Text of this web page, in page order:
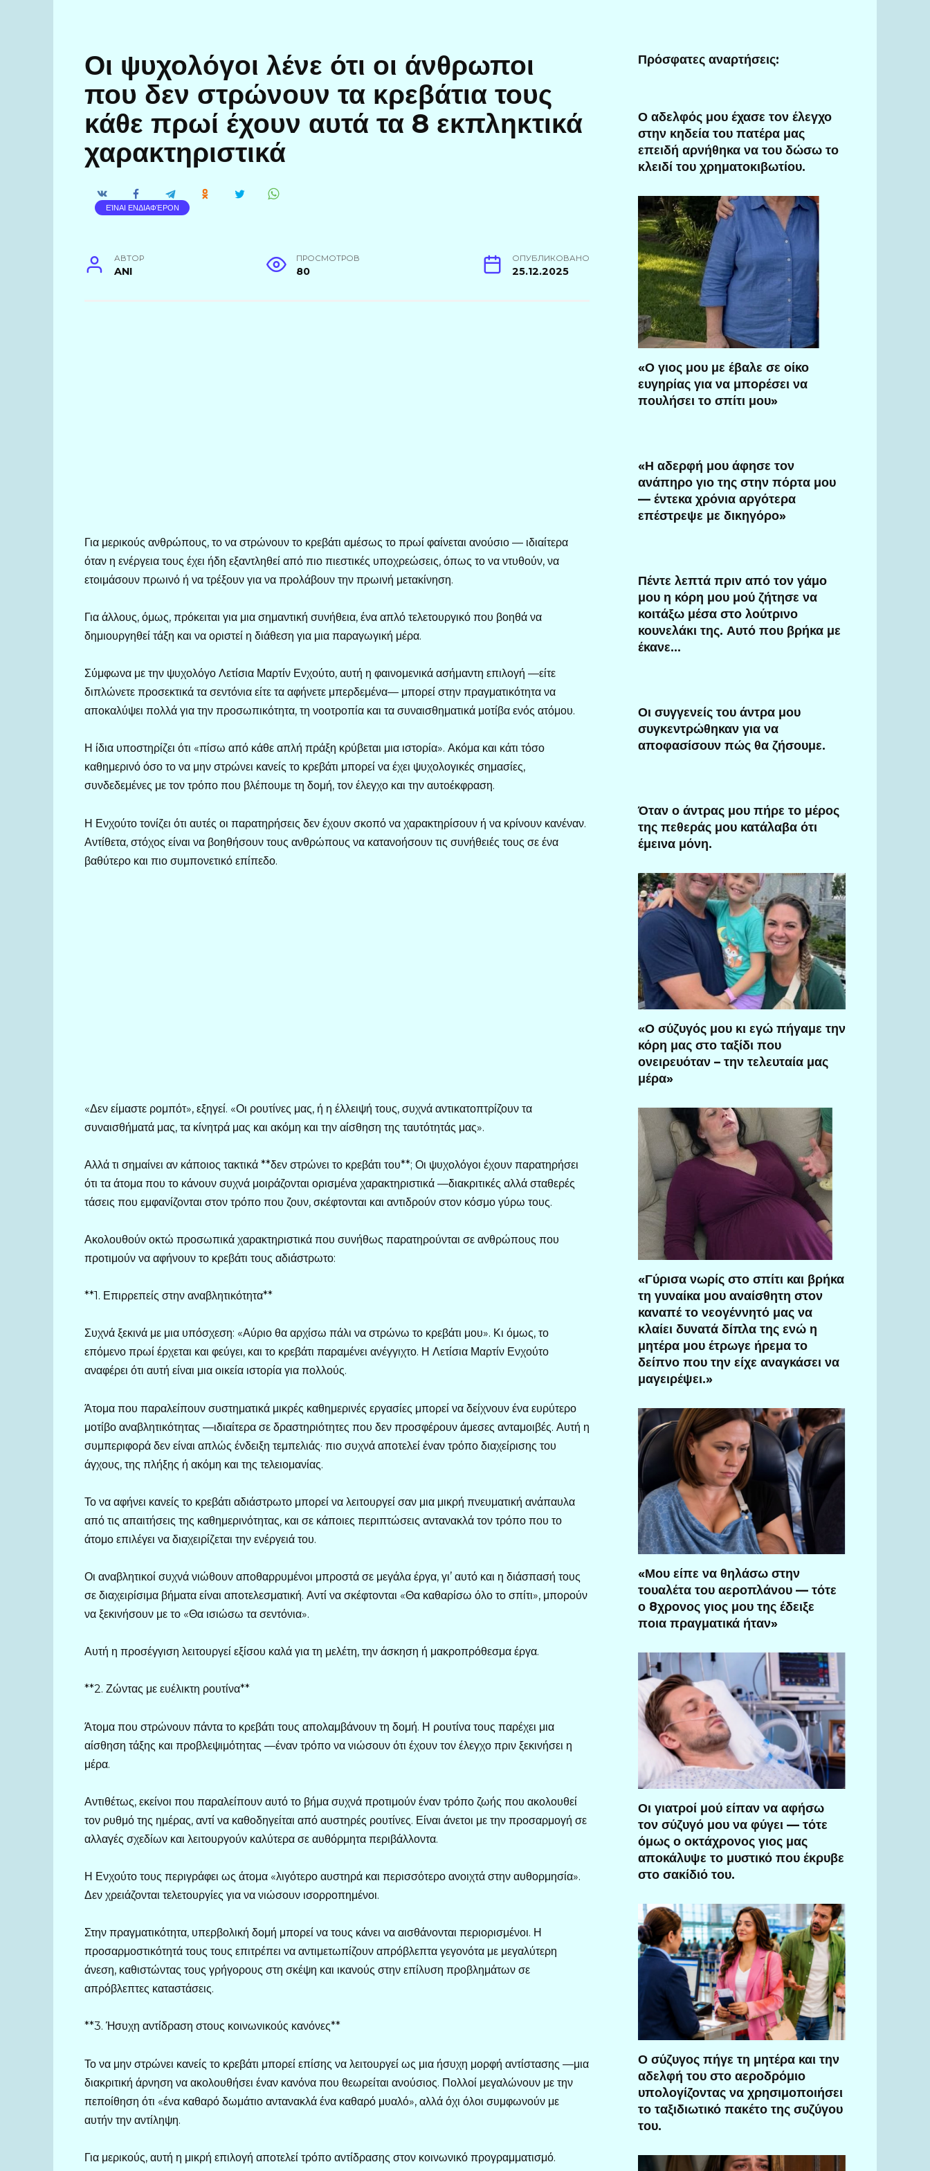
Οι ψυχολόγοι λένε ότι οι άνθρωποι
που δεν στρώνουν τα κρεβάτια τους
κάθε πρωί έχουν αυτά τα 8 εκπληκτικά
χαρακτηριστικά
ΕΊΝΑΙ ΕΝΔΙΑΦΈΡΟΝ
АВТОР
ANI
ПРОСМОТРОВ
80
ОПУБЛИКОВАНО
25.12.2025
Για μερικούς ανθρώπους, το να στρώνουν το κρεβάτι αμέσως το πρωί φαίνεται ανούσιο — ιδιαίτερα
όταν η ενέργεια τους έχει ήδη εξαντληθεί από πιο πιεστικές υποχρεώσεις, όπως το να ντυθούν, να
ετοιμάσουν πρωινό ή να τρέξουν για να προλάβουν την πρωινή μετακίνηση.
Για άλλους, όμως, πρόκειται για μια σημαντική συνήθεια, ένα απλό τελετουργικό που βοηθά να
δημιουργηθεί τάξη και να οριστεί η διάθεση για μια παραγωγική μέρα.
Σύμφωνα με την ψυχολόγο Λετίσια Μαρτίν Ενχούτο, αυτή η φαινομενικά ασήμαντη επιλογή —είτε
διπλώνετε προσεκτικά τα σεντόνια είτε τα αφήνετε μπερδεμένα— μπορεί στην πραγματικότητα να
αποκαλύψει πολλά για την προσωπικότητα, τη νοοτροπία και τα συναισθηματικά μοτίβα ενός ατόμου.
Η ίδια υποστηρίζει ότι «πίσω από κάθε απλή πράξη κρύβεται μια ιστορία». Ακόμα και κάτι τόσο
καθημερινό όσο το να μην στρώνει κανείς το κρεβάτι μπορεί να έχει ψυχολογικές σημασίες,
συνδεδεμένες με τον τρόπο που βλέπουμε τη δομή, τον έλεγχο και την αυτοέκφραση.
Η Ενχούτο τονίζει ότι αυτές οι παρατηρήσεις δεν έχουν σκοπό να χαρακτηρίσουν ή να κρίνουν κανέναν.
Αντίθετα, στόχος είναι να βοηθήσουν τους ανθρώπους να κατανοήσουν τις συνήθειές τους σε ένα
βαθύτερο και πιο συμπονετικό επίπεδο.
«Δεν είμαστε ρομπότ», εξηγεί. «Οι ρουτίνες μας, ή η έλλειψή τους, συχνά αντικατοπτρίζουν τα
συναισθήματά μας, τα κίνητρά μας και ακόμη και την αίσθηση της ταυτότητάς μας».
Αλλά τι σημαίνει αν κάποιος τακτικά **δεν στρώνει το κρεβάτι του**; Οι ψυχολόγοι έχουν παρατηρήσει
ότι τα άτομα που το κάνουν συχνά μοιράζονται ορισμένα χαρακτηριστικά —διακριτικές αλλά σταθερές
τάσεις που εμφανίζονται στον τρόπο που ζουν, σκέφτονται και αντιδρούν στον κόσμο γύρω τους.
Ακολουθούν οκτώ προσωπικά χαρακτηριστικά που συνήθως παρατηρούνται σε ανθρώπους που
προτιμούν να αφήνουν το κρεβάτι τους αδιάστρωτο:
**1. Επιρρεπείς στην αναβλητικότητα**
Συχνά ξεκινά με μια υπόσχεση: «Αύριο θα αρχίσω πάλι να στρώνω το κρεβάτι μου». Κι όμως, το
επόμενο πρωί έρχεται και φεύγει, και το κρεβάτι παραμένει ανέγγιχτο. Η Λετίσια Μαρτίν Ενχούτο
αναφέρει ότι αυτή είναι μια οικεία ιστορία για πολλούς.
Άτομα που παραλείπουν συστηματικά μικρές καθημερινές εργασίες μπορεί να δείχνουν ένα ευρύτερο
μοτίβο αναβλητικότητας —ιδιαίτερα σε δραστηριότητες που δεν προσφέρουν άμεσες ανταμοιβές. Αυτή η
συμπεριφορά δεν είναι απλώς ένδειξη τεμπελιάς· πιο συχνά αποτελεί έναν τρόπο διαχείρισης του
άγχους, της πλήξης ή ακόμη και της τελειομανίας.
Το να αφήνει κανείς το κρεβάτι αδιάστρωτο μπορεί να λειτουργεί σαν μια μικρή πνευματική ανάπαυλα
από τις απαιτήσεις της καθημερινότητας, και σε κάποιες περιπτώσεις αντανακλά τον τρόπο που το
άτομο επιλέγει να διαχειρίζεται την ενέργειά του.
Οι αναβλητικοί συχνά νιώθουν αποθαρρυμένοι μπροστά σε μεγάλα έργα, γι’ αυτό και η διάσπασή τους
σε διαχειρίσιμα βήματα είναι αποτελεσματική. Αντί να σκέφτονται «Θα καθαρίσω όλο το σπίτι», μπορούν
να ξεκινήσουν με το «Θα ισιώσω τα σεντόνια».
Αυτή η προσέγγιση λειτουργεί εξίσου καλά για τη μελέτη, την άσκηση ή μακροπρόθεσμα έργα.
**2. Ζώντας με ευέλικτη ρουτίνα**
Άτομα που στρώνουν πάντα το κρεβάτι τους απολαμβάνουν τη δομή. Η ρουτίνα τους παρέχει μια
αίσθηση τάξης και προβλεψιμότητας —έναν τρόπο να νιώσουν ότι έχουν τον έλεγχο πριν ξεκινήσει η
μέρα.
Αντιθέτως, εκείνοι που παραλείπουν αυτό το βήμα συχνά προτιμούν έναν τρόπο ζωής που ακολουθεί
τον ρυθμό της ημέρας, αντί να καθοδηγείται από αυστηρές ρουτίνες. Είναι άνετοι με την προσαρμογή σε
αλλαγές σχεδίων και λειτουργούν καλύτερα σε αυθόρμητα περιβάλλοντα.
Η Ενχούτο τους περιγράφει ως άτομα «λιγότερο αυστηρά και περισσότερο ανοιχτά στην αυθορμησία».
Δεν χρειάζονται τελετουργίες για να νιώσουν ισορροπημένοι.
Στην πραγματικότητα, υπερβολική δομή μπορεί να τους κάνει να αισθάνονται περιορισμένοι. Η
προσαρμοστικότητά τους τους επιτρέπει να αντιμετωπίζουν απρόβλεπτα γεγονότα με μεγαλύτερη
άνεση, καθιστώντας τους γρήγορους στη σκέψη και ικανούς στην επίλυση προβλημάτων σε
απρόβλεπτες καταστάσεις.
**3. Ήσυχη αντίδραση στους κοινωνικούς κανόνες**
Το να μην στρώνει κανείς το κρεβάτι μπορεί επίσης να λειτουργεί ως μια ήσυχη μορφή αντίστασης —μια
διακριτική άρνηση να ακολουθήσει έναν κανόνα που θεωρείται ανούσιος. Πολλοί μεγαλώνουν με την
πεποίθηση ότι «ένα καθαρό δωμάτιο αντανακλά ένα καθαρό μυαλό», αλλά όχι όλοι συμφωνούν με
αυτήν την αντίληψη.
Για μερικούς, αυτή η μικρή επιλογή αποτελεί τρόπο αντίδρασης στον κοινωνικό προγραμματισμό.
Πρόσφατες αναρτήσεις:
Ο αδελφός μου έχασε τον έλεγχο
στην κηδεία του πατέρα μας
επειδή αρνήθηκα να του δώσω το
κλειδί του χρηματοκιβωτίου.
«Ο γιος μου με έβαλε σε οίκο
ευγηρίας για να μπορέσει να
πουλήσει το σπίτι μου»
«Η αδερφή μου άφησε τον
ανάπηρο γιο της στην πόρτα μου
— έντεκα χρόνια αργότερα
επέστρεψε με δικηγόρο»
Πέντε λεπτά πριν από τον γάμο
μου η κόρη μου μού ζήτησε να
κοιτάξω μέσα στο λούτρινο
κουνελάκι της. Αυτό που βρήκα με
έκανε…
Οι συγγενείς του άντρα μου
συγκεντρώθηκαν για να
αποφασίσουν πώς θα ζήσουμε.
Όταν ο άντρας μου πήρε το μέρος
της πεθεράς μου κατάλαβα ότι
έμεινα μόνη.
«Ο σύζυγός μου κι εγώ πήγαμε την
κόρη μας στο ταξίδι που
ονειρευόταν – την τελευταία μας
μέρα»
«Γύρισα νωρίς στο σπίτι και βρήκα
τη γυναίκα μου αναίσθητη στον
καναπέ το νεογέννητό μας να
κλαίει δυνατά δίπλα της ενώ η
μητέρα μου έτρωγε ήρεμα το
δείπνο που την είχε αναγκάσει να
μαγειρέψει.»
«Μου είπε να θηλάσω στην
τουαλέτα του αεροπλάνου — τότε
ο 8χρονος γιος μου της έδειξε
ποια πραγματικά ήταν»
Οι γιατροί μού είπαν να αφήσω
τον σύζυγό μου να φύγει — τότε
όμως ο οκτάχρονος γιος μας
αποκάλυψε το μυστικό που έκρυβε
στο σακίδιό του.
Ο σύζυγος πήγε τη μητέρα και την
αδελφή του στο αεροδρόμιο
υπολογίζοντας να χρησιμοποιήσει
το ταξιδιωτικό πακέτο της συζύγου
του.